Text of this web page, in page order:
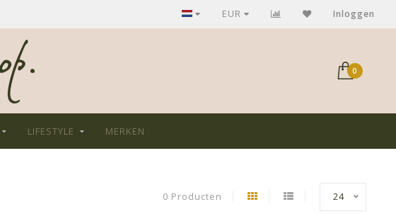
GRATIS verzending bij aankoop > €75,-
EUR Inloggen
0
LIFESTYLE MERKEN
0 Producten 24